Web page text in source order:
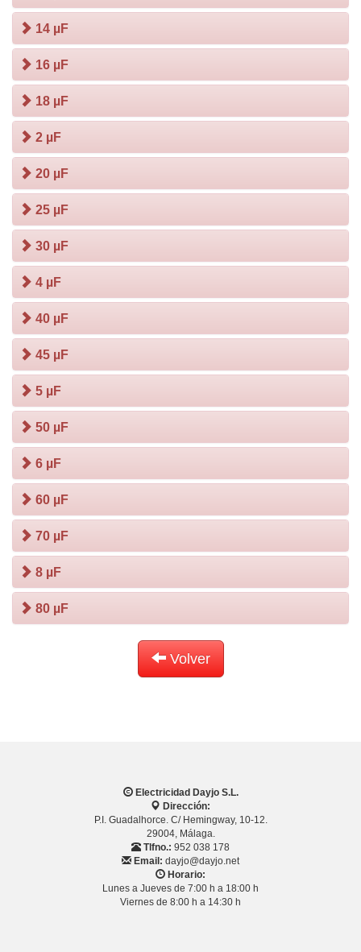
14 µF
16 µF
18 µF
2 µF
20 µF
25 µF
30 µF
4 µF
40 µF
45 µF
5 µF
50 µF
6 µF
60 µF
70 µF
8 µF
80 µF
Volver
Electricidad Dayjo S.L.
Dirección:
P.I. Guadalhorce. C/ Hemingway, 10-12.
29004, Málaga.
Tlfno.: 952 038 178
Email: dayjo@dayjo.net
Horario:
Lunes a Jueves de 7:00 h a 18:00 h
Viernes de 8:00 h a 14:30 h